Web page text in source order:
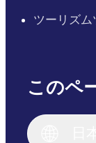
ツーリズ
このペ